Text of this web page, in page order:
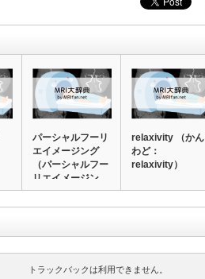
パーシャルフーリ
エイメージング
（パーシャルフー
リエイメージン
グ…
relaxivity （かん
わど：
relaxivity）
トラックバックは利用できません。